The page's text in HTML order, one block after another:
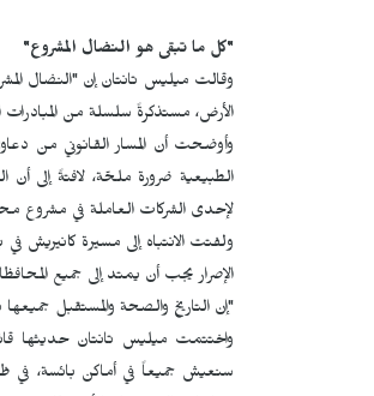
"كل ما تبقى هو النضال المشروع"
وقالت ميليس تانتان إن "النضال
الأرض، مستذكرةً سلسلة من المبادرات
وأوضحت أن المسار القانوني من
الطبيعية ضرورة ملحّة، لافتةً إلى
لإحدى الشركات العاملة في مشروع
ولفتت الانتباه إلى مسيرة
الإصرار يجب أن يمتد إلى جميع
"إن التاريخ والصحة والمستقبل
واختتمت ميليس تانتان حديثها
سنعيش جميعاً في أماكن بائسة، في